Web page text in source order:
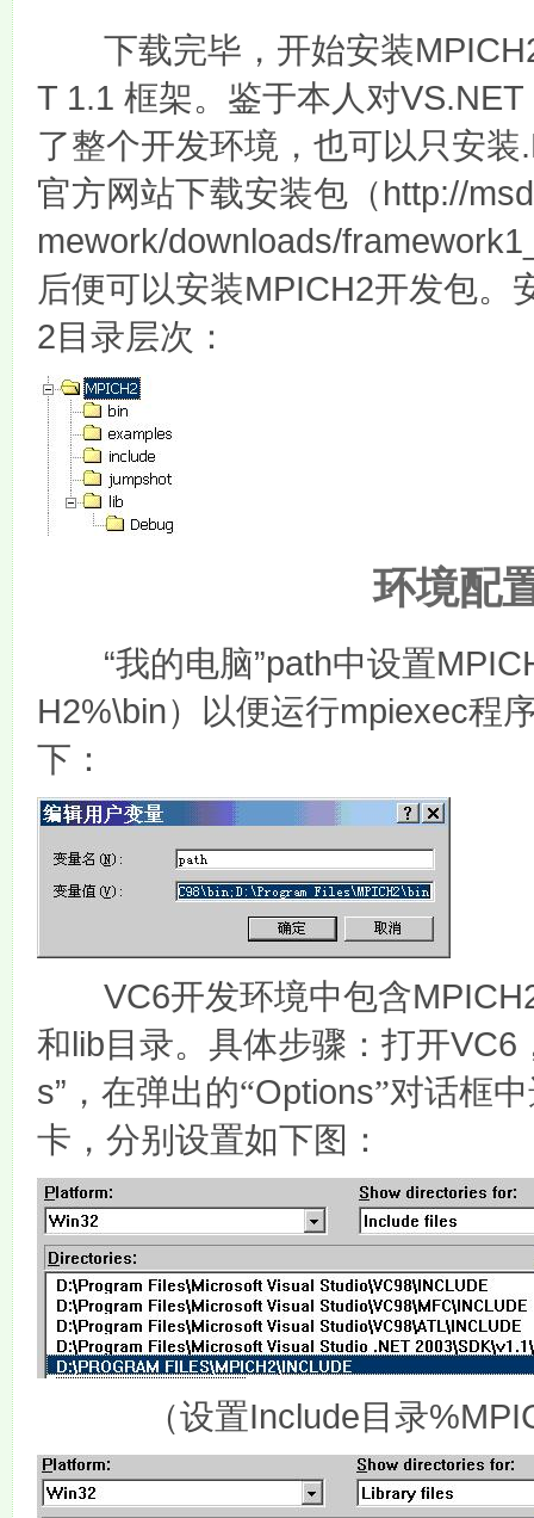
下载完毕，开始安装
T 1.1 框架。鉴于本人对VS.NET
了整个开发环境，也可以只安装
官方网站下载安装包（http://
mework/downloads/
后便可以安装MPICH2开发包。
2目录层次：
环境配
“我的电脑”path中设置
H2%\bin）以便运行mpiexec程
下：
VC6开发环境中包含
和lib目录。具体步骤：打开VC6
s” ，在弹出的“Options”对话框
卡，分别设置如下图：
（设置Include目录